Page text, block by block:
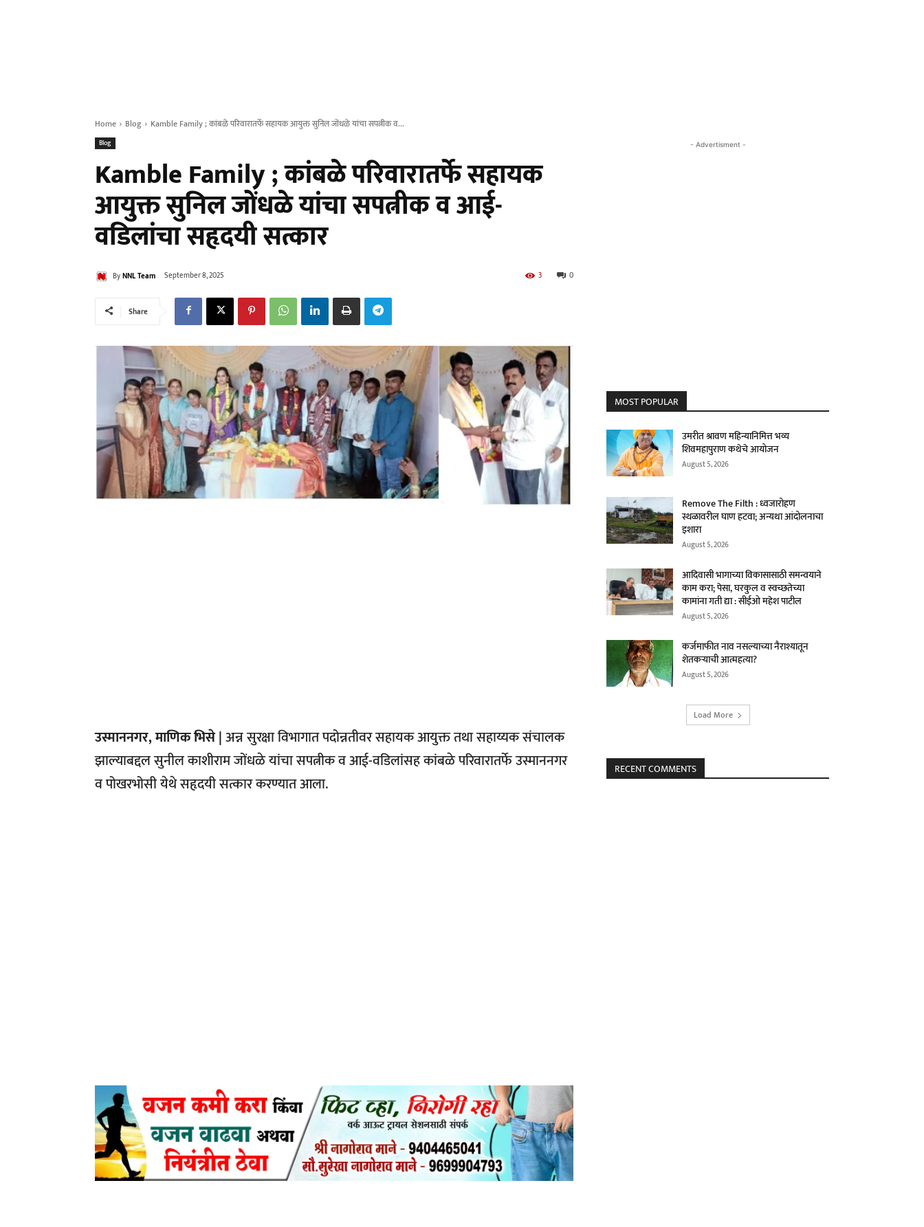
Home Blog Kamble Family ; कांबळे परिवारातर्फे सहायक आयुक्त सुनिल जोंधळे यांचा सपत्नीक व...
Blog
Kamble Family ; कांबळे परिवारातर्फे सहायक
आयुक्त सुनिल जोंधळे यांचा सपत्नीक व आई-
वडिलांचा सहृदयी सत्कार
ByNNL Team September 8, 2025 0
3
Share
उस्माननगर, माणिक भिसे |अन्न सुरक्षा विभागात पदोन्नतीवर सहायक आयुक्त तथा सहाय्यक संचालक
झाल्याबद्दल सुनील काशीराम जोंधळे यांचा सपत्नीक व आई-वडिलांसह कांबळे परिवारातर्फे उस्माननगर
व पोखरभोसी येथे सहृदयी सत्कार करण्यात आला.
- Advertisment -
MOST POPULAR
उमरीत श्रावण महिन्यानिमित्त भव्य
शिवमहापुराण कथेचे आयोजन
August 5, 2026
Remove The Filth : ध्वजारोहण
स्थळावरील घाण हटवा; अन्यथा आंदोलनाचा
इशारा
August 5, 2026
आदिवासी भागाच्या विकासासाठी समन्वयाने
काम करा; पेसा, घरकुल व स्वच्छतेच्या
कामांना गती द्या : सीईओ महेश पाटील
August 5, 2026
कर्जमाफीत नाव नसल्याच्या नैराश्यातून
शेतकऱ्याची आत्महत्या?
August 5, 2026
Load More
RECENT COMMENTS